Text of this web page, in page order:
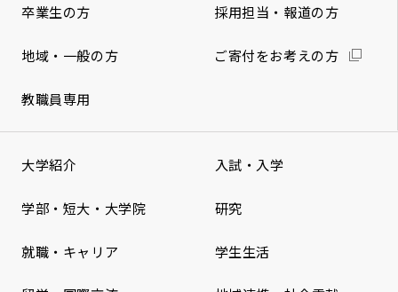
卒業生の方 採用担当・報道の方
地域・一般の方 ご寄付をお考えの方
教職員専用
大学紹介 入試・入学
学部・短大・大学院 研究
就職・キャリア 学生生活